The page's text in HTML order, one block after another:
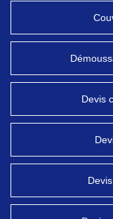
Devis